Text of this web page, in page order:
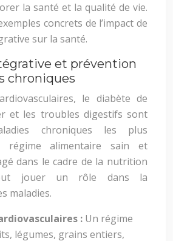
la santé et la qualité de vie.
concrets de l’impact de
sur la santé.
et prévention
chroniques
le diabète de
et les troubles digestifs sont
chroniques les plus
régime alimentaire sain et
dans le cadre de la nutrition
jouer un rôle dans la
maladies.
: Un régime
légumes, grains entiers,